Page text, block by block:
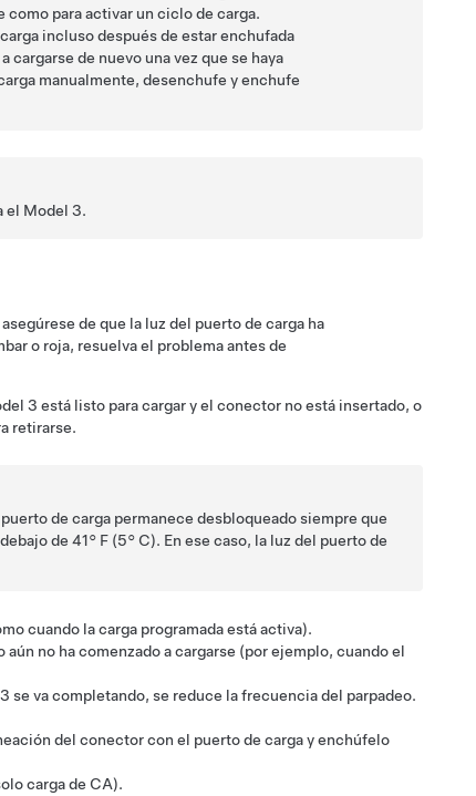
para activar un ciclo de carga.
incluso después de estar enchufada
cargarse de nuevo una vez que se haya
manualmente, desenchufe y enchufe
el Model 3.
de que la luz del puerto de carga ha
o roja, resuelva el problema antes de
3 está listo para cargar y el conector no está insertado, o
retirarse.
de carga permanece desbloqueado siempre que
de 41° F (5° C). En ese caso, la luz del puerto de
cuando la carga programada está activa).
no ha comenzado a cargarse (por ejemplo, cuando el
se va completando, se reduce la frecuencia del parpadeo.
del conector con el puerto de carga y enchúfelo
carga de CA).